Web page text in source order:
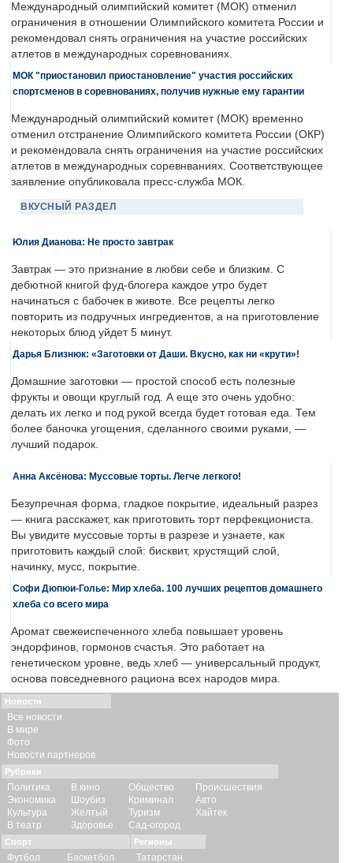
Международный олимпийский комитет (МОК) отменил
ограничения в отношении Олимпийского комитета России и
рекомендовал снять ограничения на участие российских
атлетов в международных соревнованиях.
МОК "приостановил приостановление" участия российских
спортсменов в соревнованиях, получив нужные ему гарантии
Международный олимпийский комитет (МОК) временно
отменил отстранение Олимпийского комитета России (ОКР)
и рекомендовала снять ограничения на участие российских
атлетов в международных соревнваниях. Соответствующее
заявление опубликовала пресс-служба МОК.
ВКУСНЫЙ РАЗДЕЛ
Юлия Дианова: Не просто завтрак
Завтрак — это признание в любви себе и близким. С
дебютной книгой фуд-блогера каждое утро будет
начинаться с бабочек в животе. Все рецепты легко
повторить из подручных ингредиентов, а на приготовление
некоторых блюд уйдет 5 минут.
Дарья Близнюк: «Заготовки от Даши. Вкусно, как ни «крути»!
Домашние заготовки — простой способ есть полезные
фрукты и овощи круглый год. А еще это очень удобно:
делать их легко и под рукой всегда будет готовая еда. Тем
более баночка угощения, сделанного своими руками, —
лучший подарок.
Анна Аксёнова: Муссовые торты. Легче легкого!
Безупречная форма, гладкое покрытие, идеальный разрез
— книга расскажет, как приготовить торт перфекциониста.
Вы увидите муссовые торты в разрезе и узнаете, как
приготовить каждый слой: бисквит, хрустящий слой,
начинку, мусс, покрытие.
Софи Дюпюи-Голье: Мир хлеба. 100 лучших рецептов домашнего
хлеба со всего мира
Аромат свежеиспеченного хлеба повышает уровень
эндорфинов, гормонов счастья. Это работает на
генетическом уровне, ведь хлеб — универсальный продукт,
основа повседневного рациона всех народов мира.
Новости
Все новости
В мире
Фото
Новости партнеров
Рубрики
Политика
Экономика
Культура
В театр
В кино
Шоубиз
Желтый
Здоровье
Общество
Криминал
Туризм
Сад-огород
Происшествия
Авто
Хайтек
Спорт
Футбол Баскетбол
Регионы
Татарстан